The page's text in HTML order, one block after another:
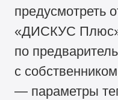
предусмотреть
«ДИСКУС
по
с
— параметры